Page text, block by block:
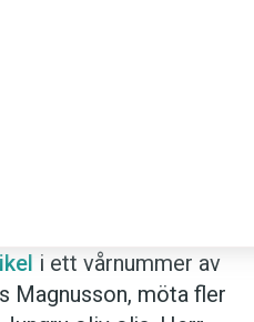
i ett vårnummer av
Magnusson, möta fler